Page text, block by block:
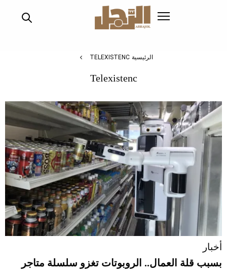
الرئيسية TELEXISTENC
Telexistenc
أخبار
بسبب قلة العمال.. الروبوتات تغزو سلسلة متاجر